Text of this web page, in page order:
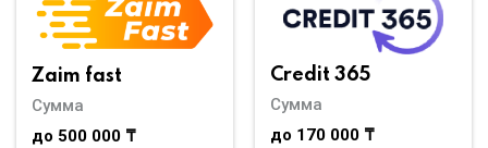
Zaim fast
Сумма
до 500 000 ₸
Credit 365
Сумма
до 170 000 ₸